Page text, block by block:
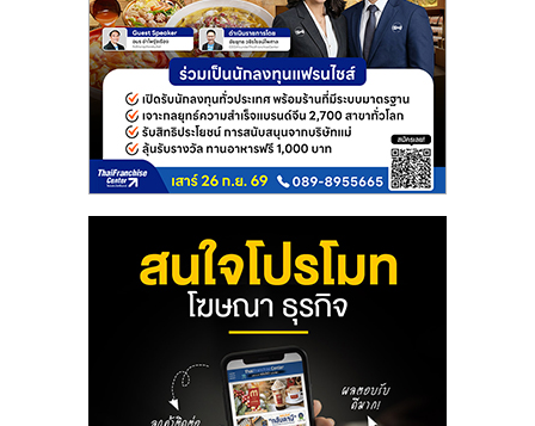
ไชส์
ขาย
หน้า
บ้าน
ลงทุน